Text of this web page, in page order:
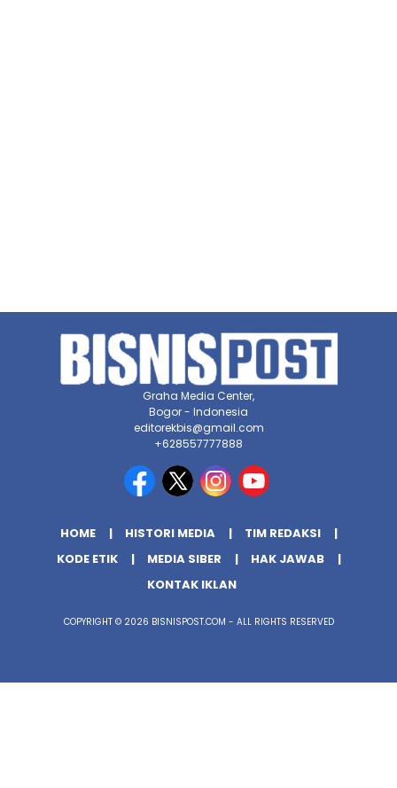
Graha Media Center,
Bogor - Indonesia
editorekbis@gmail.com
+628557777888
HOME HISTORI MEDIA
TIM REDAKSI
KODE ETIK
MEDIA SIBER
HAK JAWAB
KONTAK IKLAN
COPYRIGHT © 2026 BISNISPOST.COM - ALL RIGHTS RESERVED